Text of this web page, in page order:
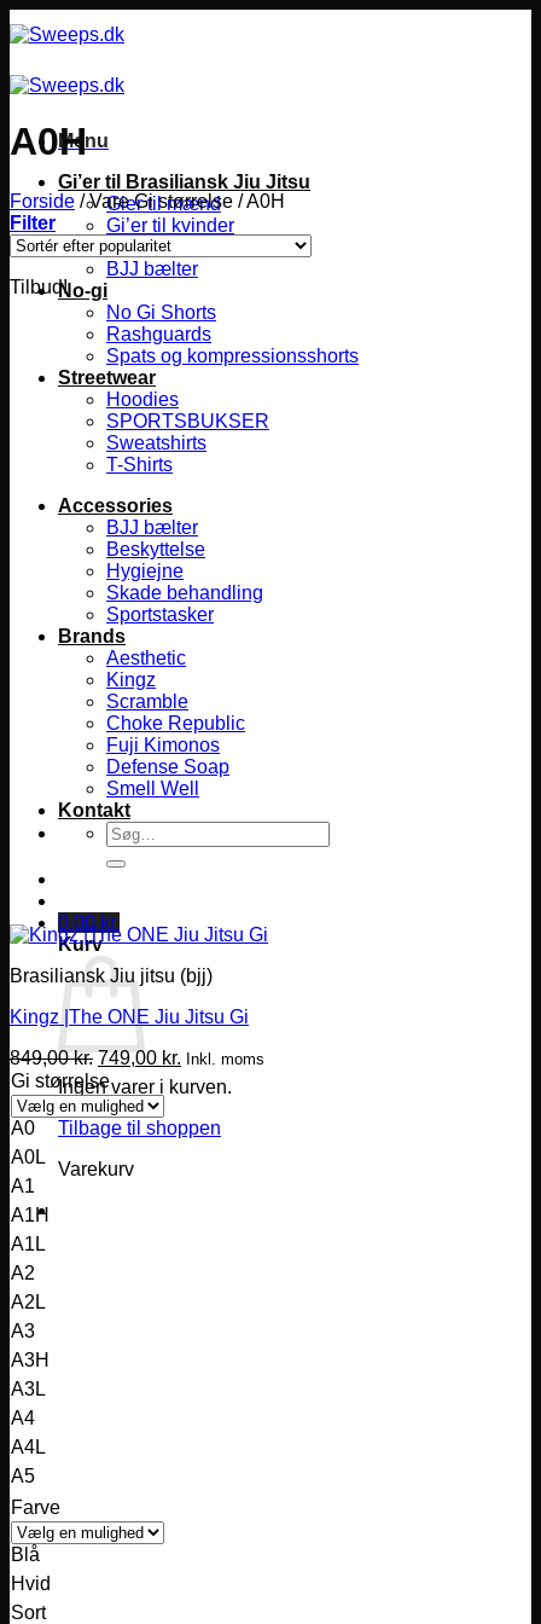
til
Menu
Gi’er til Brasiliansk Jiu Jitsu
Gier til mænd
Gi’er til kvinder
Gier til børn
BJJ bælter
No-gi
No Gi Shorts
Rashguards
Spats og kompressionsshorts
Streetwear
Hoodies
SPORTSBUKSER
Sweatshirts
T-Shirts
Accessories
BJJ bælter
Beskyttelse
Hygiejne
Skade behandling
Sportstasker
Brands
Aesthetic
Kingz
Scramble
Choke Republic
Fuji Kimonos
Defense Soap
Smell Well
Kontakt
Søg
efter:
0,00kr.
Kurv
Ingen varer i kurven.
Tilbage til shoppen
Varekurv
A0H
Forside /Vare Gi størrelse /A0H
Filter
Tilbud!
Brasiliansk Jiu jitsu (bjj)
Kingz |The ONE Jiu Jitsu Gi
849,00kr.Den
oprindelige
pris
var:
849,00 kr..
749,00 kr. Den
aktuelle
pris
er:
749,00 kr..
Inkl. moms
Gi størrelse
A0
A0L
A1
A1H
A1L
A2
A2L
A3
A3H
A3L
A4
A4L
A5
Farve
Blå
Hvid
Sort